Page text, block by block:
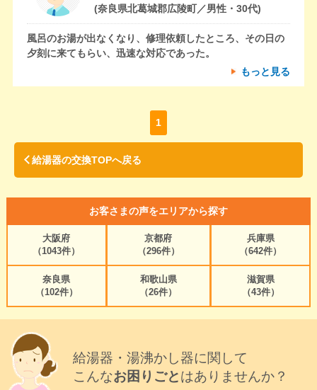
(奈良県北葛城郡広陵町／男性・30代)
風呂のお湯が出なくなり、修理依頼したところ、その日の
夕刻に来てもらい、迅速な対応であった。
もっと見る
1
給湯器の交換TOPへ戻る
お客さまの声をエリアから探す
大阪府
（1043件）
京都府
（296件）
兵庫県
（642件）
奈良県
（102件）
和歌山県
（26件）
滋賀県
（43件）
給湯器・湯沸かし器に関して
こんなお困りごとはありませんか？